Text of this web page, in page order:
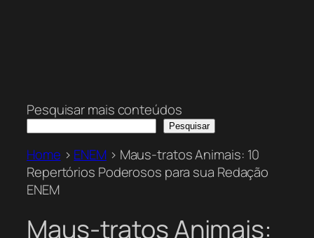
Pesquisar mais conteúdos
Pesquisar
Home > ENEM> Maus-tratos Animais: 10
Repertórios Poderosos para sua Redação
ENEM
Maus-tratos Animais: